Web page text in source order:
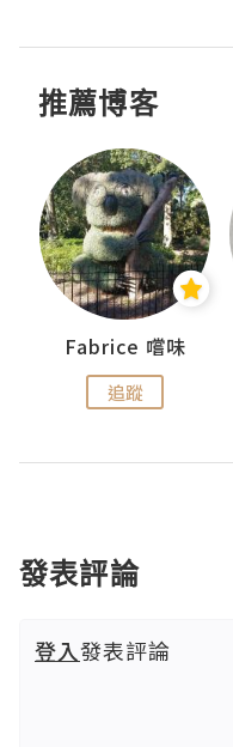
推薦博客
Fabrice 嚐味
追蹤
發表評論
登入發表評論